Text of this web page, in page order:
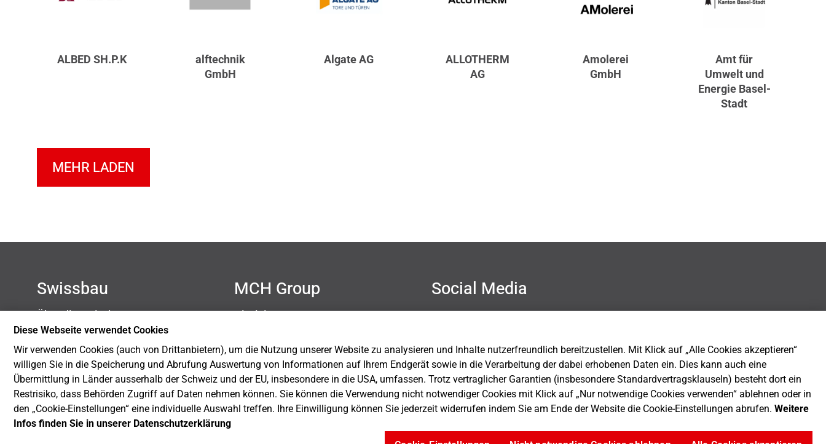
ALBED SH.P.K
alftechnik
GmbH
Algate AG
ALLOTHERM
AG
Amolerei
GmbH
Amt für
Umwelt und
Energie Basel-
Stadt
MEHR LADEN
Swissbau
Kontakt
Newsletter
Blog
Nachhaltigkeit
MCH Group
Impressum
Cookie-Einstellungen
Social Media
Diese Webseite verwendet Cookies
Wir verwenden Cookies (auch von Drittanbietern), um die Nutzung unserer Website zu analysieren und Inhalte nutzerfreundlich bereitzustellen. Mit Klick auf „Alle Cookies akzeptieren“
willigen Sie in die Speicherung und Abrufung Auswertung von Informationen auf Ihrem Endgerät sowie in die Verarbeitung der dabei erhobenen Daten ein. Dies kann auch eine
Übermittlung in Länder ausserhalb der Schweiz und der EU, insbesondere in die USA, umfassen. Trotz vertraglicher Garantien (insbesondere Standardvertragsklauseln) besteht dort ein
Restrisiko, dass Behörden Zugriff auf Daten nehmen können. Sie können die Verwendung nicht notwendiger Cookies mit Klick auf „Nur notwendige Cookies verwenden“ ablehnen oder in
den „Cookie-Einstellungen“ eine individuelle Auswahl treffen. Ihre Einwilligung können Sie jederzeit widerrufen indem Sie am Ende der Website die Cookie-Einstellungen abrufen.Weitere
Infos finden Sie in unserer Datenschutzerklärung